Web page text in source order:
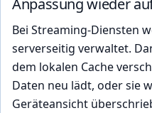
Anpassung wieder
Bei Streaming-Diensten
serverseitig verwaltet.
dem lokalen Cache
Daten neu lädt, oder sie
Geräteansicht